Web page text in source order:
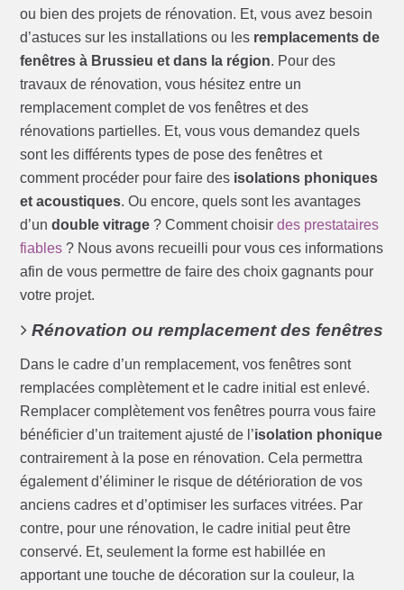
ou bien des projets de rénovation. Et, vous avez besoin
d’astuces sur les installations ou les remplacements de
fenêtres à Brussieu et dans la région. Pour des
travaux de rénovation, vous hésitez entre un
remplacement complet de vos fenêtres et des
rénovations partielles. Et, vous vous demandez quels
sont les différents types de pose des fenêtres et
comment procéder pour faire des isolations phoniques
et acoustiques. Ou encore, quels sont les avantages
d’undouble vitrage ? Comment choisirdes prestataires
fiables ? Nous avons recueilli pour vous ces informations
afin de vous permettre de faire des choix gagnants pour
votre projet.
Rénovation ou remplacement des fenêtres
Dans le cadre d’un remplacement, vos fenêtres sont
remplacées complètement et le cadre initial est enlevé.
Remplacer complètement vos fenêtres pourra vous faire
bénéficier d’un traitement ajusté de l’isolation phonique
contrairement à la pose en rénovation. Cela permettra
également d’éliminer le risque de détérioration de vos
anciens cadres et d’optimiser les surfaces vitrées. Par
contre, pour une rénovation, le cadre initial peut être
conservé. Et, seulement la forme est habillée en
apportant une touche de décoration sur la couleur, la